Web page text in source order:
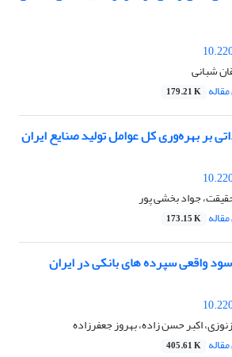
شبانی
179.21 K
بر بهره‌وری کل عوامل تولید صنایع ایران
جواد بخشی پور
173.15 K
سود واقعی سپرده های بانکی در ایران
اکبر حسن زاده، بهروز جعفرزاده
405.61 K